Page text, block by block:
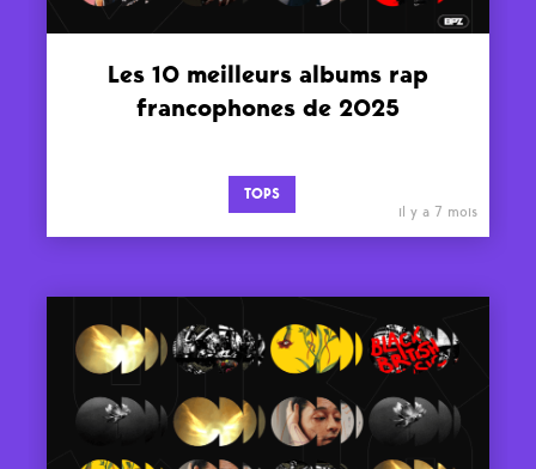
Les 10 meilleurs albums rap
francophones de 2025
TOPS
il y a 7 mois